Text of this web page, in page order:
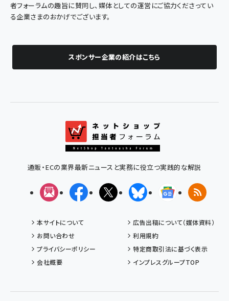
者フォーラムの趣旨に賛同し、媒体としての運営にご協力くださってい
る企業さまのおかげでございます。
スポンサー企業の紹介はこちら
通販・ECの業界最新ニュースと実務に役立つ実践的な解説
メルマガFacebookX(エックス)BlueskyGoogleニュ
RSS
本サイトについて
広告出稿について（媒体資料）
お問い合わせ
利用規約
プライバシーポリシー
特定商取引法に基づく表示
会社概要
インプレスグループTOP